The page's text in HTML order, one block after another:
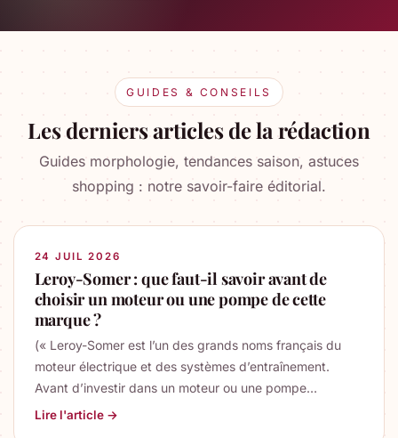
GUIDES & CONSEILS
Les derniers articles de la rédaction
Guides morphologie, tendances saison, astuces
shopping : notre savoir-faire éditorial.
24 JUIL 2026
Leroy-Somer : que faut-il savoir avant de
choisir un moteur ou une pompe de cette
marque ?
(« Leroy-Somer est l’un des grands noms français du
moteur électrique et des systèmes d’entraînement.
Avant d’investir dans un moteur ou une pompe…
Lire l'article →